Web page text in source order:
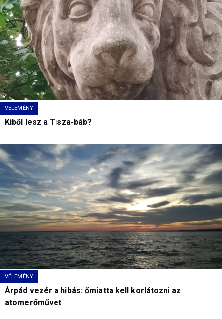
VÉLEMÉNY
Kiből lesz a Tisza-báb?
VÉLEMÉNY
Árpád vezér a hibás: őmiatta kell korlátozni az
atomerőművet